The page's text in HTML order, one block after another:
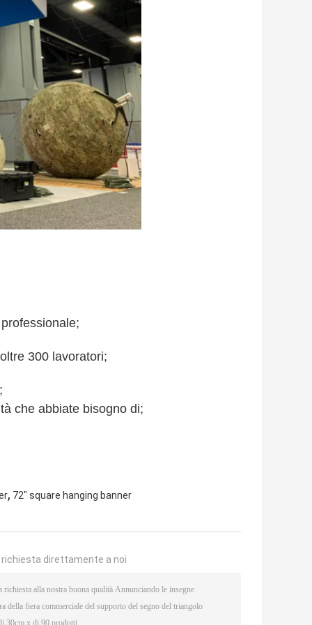
300 lavoratori;
che abbiate bisogno di;
, 72" square hanging banner
richiesta direttamente a noi